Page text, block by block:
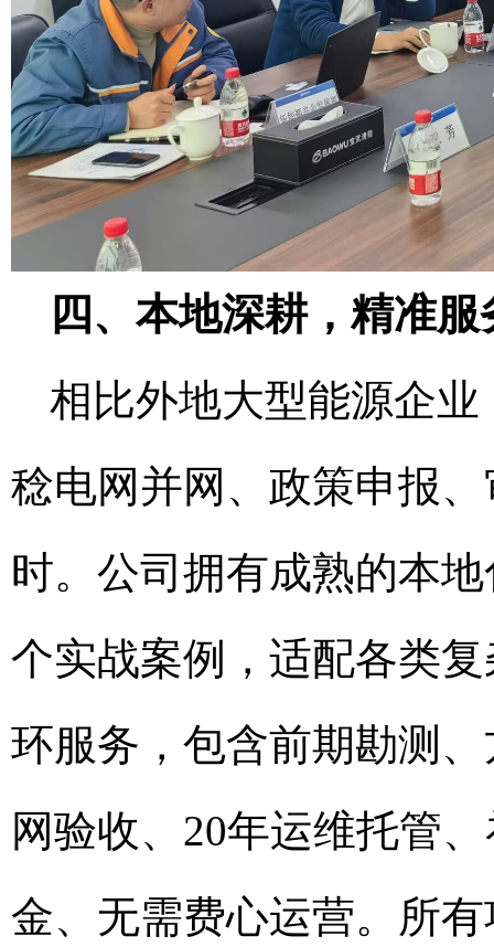
四、本地深耕，精准服
相比外地大型能源企
稔电网并网、政策申报
时。公司拥有成熟的本
个实战案例，适配各类
环服务，包含前期勘测
网验收、20年运维托管
金、无需费心运营。所